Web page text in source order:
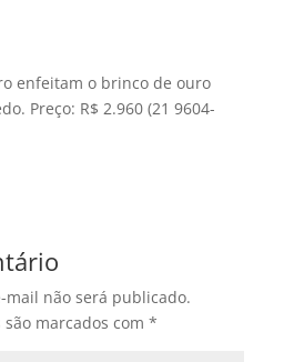
enfeitam o brinco de ouro
Preço: R$ 2.960 (21 9604-
mail não será publicado.
marcados com *